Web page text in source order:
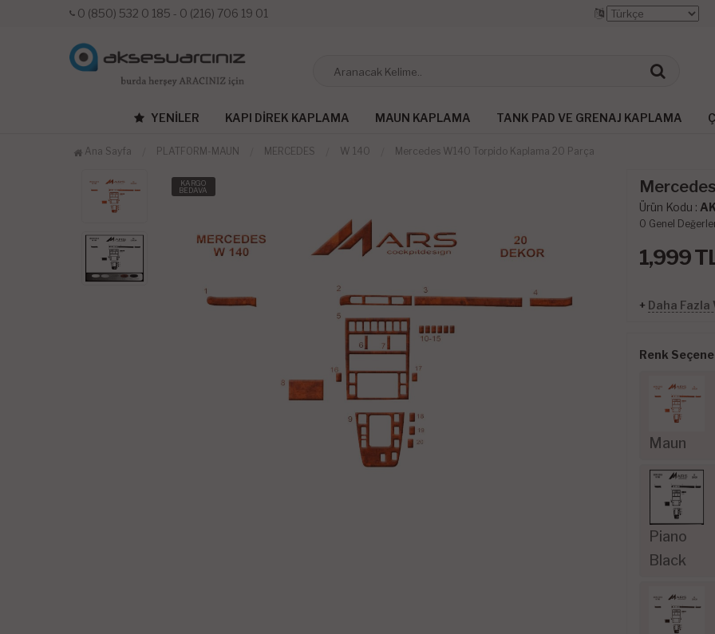
0 (850) 532 0 185 - 0 (216) 706 19 01
YENILER KAPI DIREK KAPLAMA MAUN KAPLAMA TANK PAD VE GRENAJ KAPLAMA
Ana Sayfa PLATFORM-MAUN MERCEDES W 140 Mercedes W140 Torpido Kaplama 20 Parça
KARGO
BEDAVA
Ürün Kodu :
0 Genel
1,999
+ Daha Fazla
Renk
Maun
Piano
Black